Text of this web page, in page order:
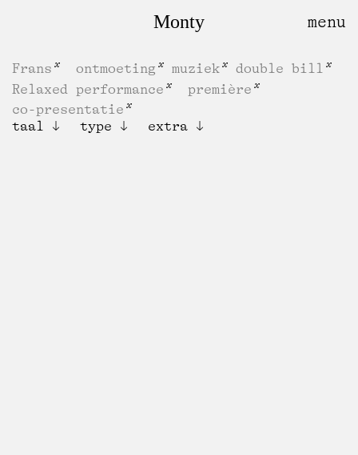
Monty
Frans ontmoeting muziek
double bill
Relaxed performance
première
co-presentatie
taal
type extra